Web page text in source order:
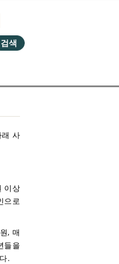
래 사
이상
으로
, 매
들을
.